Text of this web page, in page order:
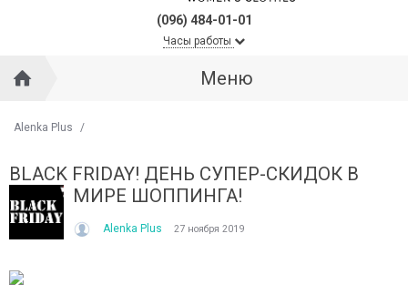
(096) 484-01-01
Часы работы
Меню
Alenka Plus /
BLACK FRIDAY! ДЕНЬ СУПЕР-СКИДОК В
МИРЕ ШОППИНГА!
Alenka Plus 27 ноября 2019